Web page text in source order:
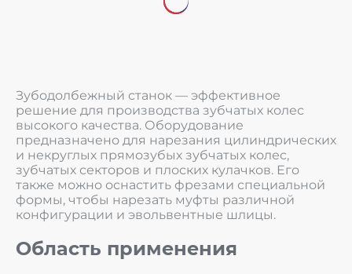
Зубодолбежный станок — эффективное
решение для производства зубчатых колес
высокого качества. Оборудование
предназначено для нарезания цилиндрических
и некруглых прямозубых зубчатых колес,
зубчатых секторов и плоских кулачков. Его
также можно оснастить фрезами специальной
формы, чтобы нарезать муфты различной
конфигурации и эвольвентные шлицы.
Область применения